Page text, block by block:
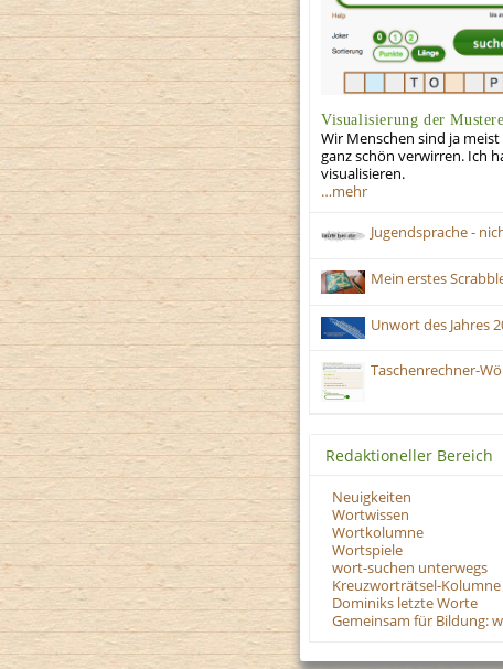
Visualisierung der
Wir Menschen sind ja
ganz schön verwirren. Ich
visualisieren.
…mehr
Jugendsprache -
Mein erstes
Unwort des Jahres
Taschenrechner-
Redaktioneller Bereich
Neuigkeiten
Wortwissen
Wortkolumne
Wortspiele
wort-suchen unterwegs
Kreuzworträtsel-Kolumne
Dominiks letzte Worte
Gemeinsam für Bildung: